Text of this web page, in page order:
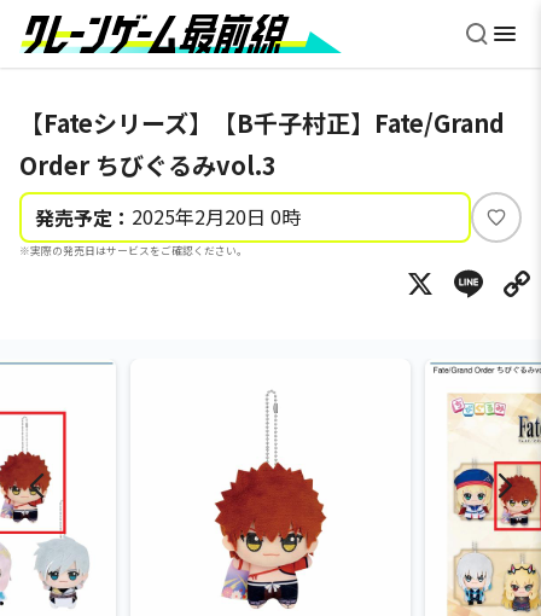
【Fateシリーズ】【B千子村正】Fate/Grand
Order ちびぐるみvol.3
発売予定： 2025年2月20日 0時
※実際の発売日はサービスをご確認ください。
い
ね
X